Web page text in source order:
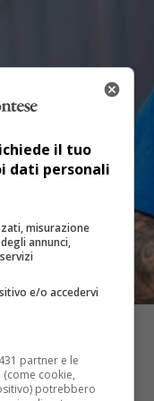
il tuo
dati personali
misurazione
annunci,
e/o accedervi
partner e le
cookie,
potrebbero